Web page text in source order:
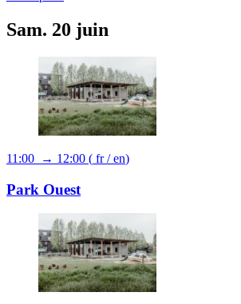
Sam. 20 juin
11:00 → 12:00 ( fr/en)
Park Ouest